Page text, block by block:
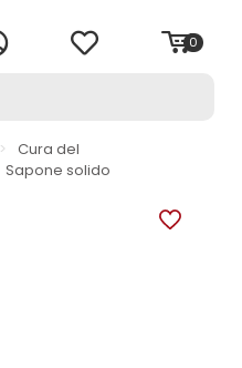
0
>
Cura del
Sapone solido